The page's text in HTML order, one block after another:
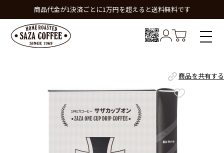
商品代金が1決済ごとに1万円を超えると送料無料です
商品を共有する